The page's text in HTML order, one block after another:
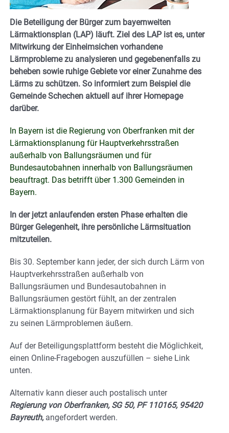
Die Beteiligung der Bürger zum bayernweiten
Lärmaktionsplan (LAP) läuft. Ziel des LAP ist es, unter
Mitwirkung der Einheimsichen vorhandene
Lärmprobleme zu analysieren und gegebenenfalls zu
beheben sowie ruhige Gebiete vor einer Zunahme des
Lärms zu schützen. So informiert zum Beispiel die
Gemeinde Schechen aktuell auf ihrer Homepage
darüber.
In Bayern ist die Regierung von Oberfranken mit der
Lärmaktionsplanung für Hauptverkehrsstraßen
außerhalb von Ballungsräumen und für
Bundesautobahnen innerhalb von Ballungsräumen
beauftragt. Das betrifft über 1.300 Gemeinden in
Bayern.
In der jetzt anlaufenden ersten Phase erhalten die
Bürger Gelegenheit, ihre persönliche Lärmsituation
mitzuteilen.
Bis 30. September kann jeder, der sich durch Lärm von
Hauptverkehrsstraßen außerhalb von
Ballungsräumen und Bundesautobahnen in
Ballungsräumen gestört fühlt, an der zentralen
Lärmaktionsplanung für Bayern mitwirken und sich
zu seinen Lärmproblemen äußern.
Auf der Beteiligungsplattform besteht die Möglichkeit,
einen Online-Fragebogen auszufüllen – siehe Link
unten.
Alternativ kann dieser auch postalisch unter
Regierung von Oberfranken, SG 50, PF 110165, 95420
Bayreuth, angefordert werden.